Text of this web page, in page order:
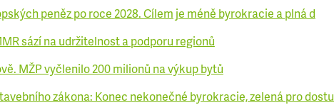
peněz po roce 2028. Cílem je méně byrokracie a plná d
sází na udržitelnost a podporu regionů
MŽP vyčlenilo 200 milionů na výkup bytů
zákona: Konec nekonečné byrokracie, zelená pro dostu